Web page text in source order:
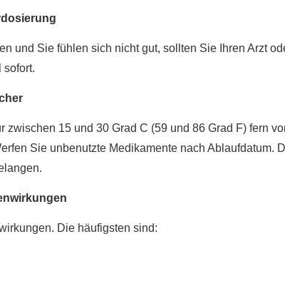
und Sie fühlen sich nicht gut, sollten Sie Ihren Arzt
sofort.
zwischen 15 und 30 Grad C (59 und 86 Grad F) fern
Sie unbenutzte Medikamente nach Ablaufdatum.
Die häufigsten sind: